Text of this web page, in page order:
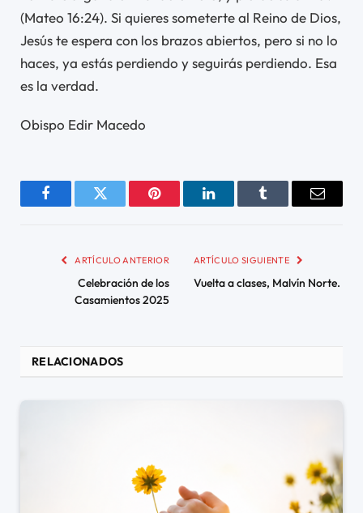
(Mateo 16:24). Si quieres someterte al Reino de Dios,
Jesús te espera con los brazos abiertos, pero si no lo
haces, ya estás perdiendo y seguirás perdiendo. Esa
es la verdad.
Obispo Edir Macedo
FacebookTwitter Pinterest LinkedInTumblr Email
ARTÍCULO ANTERIOR
Celebración de los
Casamientos 2025
ARTÍCULO SIGUIENTE
Vuelta a clases, Malvín Norte.
RELACIONADOS